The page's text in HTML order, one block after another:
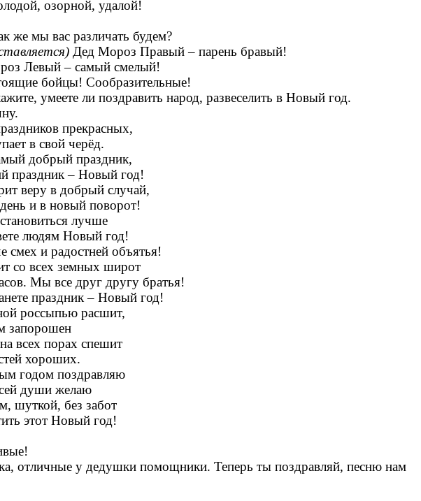
озорной, удалой!
же мы вас различать будем?
Дед Мороз Правый – парень бравый!
Левый – самый смелый!
бойцы! Сообразительные!
умеете ли поздравить народ, развеселить в Новый год.
прекрасных,
свой черёд.
праздник,
– Новый год!
в добрый случай,
новый поворот!
лучше
Новый год!
смех и радостней объятья!
земных широт
друг другу братья!
– Новый год!
россыпью расшит,
спешит
желаю
без забот
Новый год!
отличные у дедушки помощники. Теперь ты поздравляй, песню нам